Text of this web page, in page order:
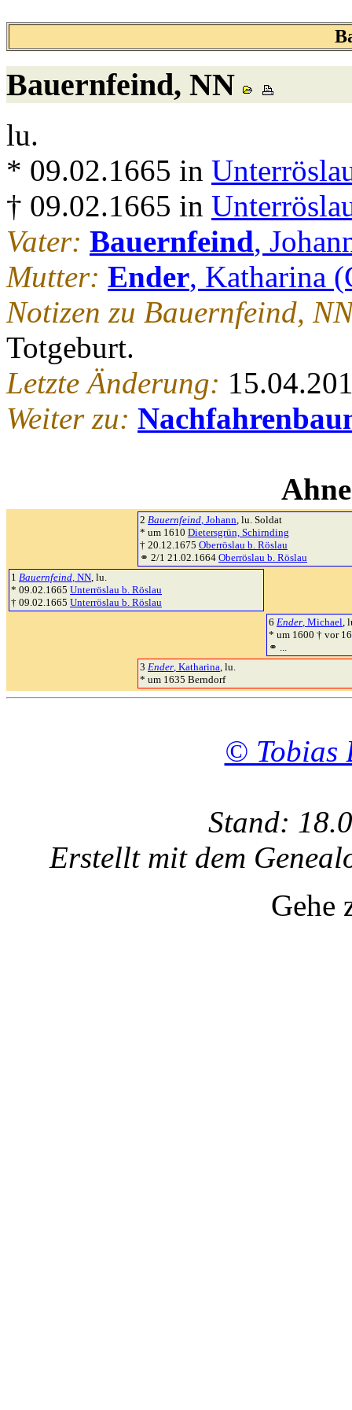
Bauernfeind, NN
lu.
* 09.02.1665 in
† 09.02.1665 in
Vater: Bauernfeind,
Mutter: Ender, Katharina
Notizen zu Bauernfeind,
Totgeburt.
Letzte Änderung:
Weiter zu:
2 Bauernfeind, Johann, lu. Soldat
* um 1610 Dietersgrün, Schirnding
† 20.12.1675 Oberröslau b. Röslau
⚭ 2/1 21.02.1664 Oberröslau b. Röslau
1 Bauernfeind, NN, lu.
* 09.02.1665 Unterröslau b. Röslau
† 09.02.1665 Unterröslau b. Röslau
6 Ender, Michael,
* um 1600 † vor
⚭ ...
3 Ender, Katharina, lu.
* um 1635 Berndorf
© Tobias
Stand:
Erstellt mit dem
Gehe